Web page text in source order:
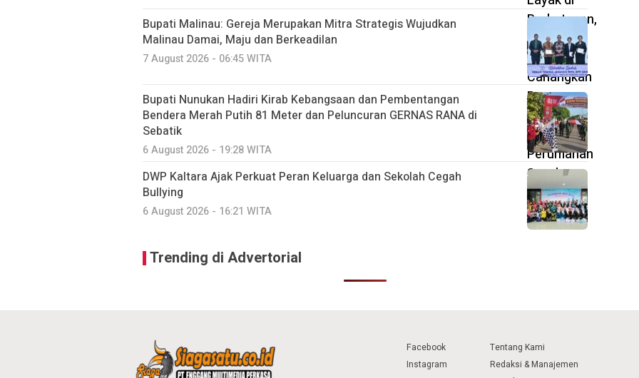
Bupati Malinau: Gereja Merupakan Mitra Strategis Wujudkan
Malinau Damai, Maju dan Berkeadilan
7 August 2026 - 06:45 WITA
Bupati Nunukan Hadiri Kirab Kebangsaan dan Pembentangan
Bendera Merah Putih 81 Meter dan Peluncuran GERNAS RANA di
Sebatik
6 August 2026 - 19:28 WITA
DWP Kaltara Ajak Perkuat Peran Keluarga dan Sekolah Cegah
Bullying
6 August 2026 - 16:21 WITA
Trending di Advertorial
Facebook
Instagram
Tentang Kami
Redaksi & Manajemen